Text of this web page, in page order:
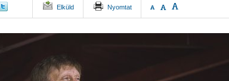
Elküld Nyomtat A A A